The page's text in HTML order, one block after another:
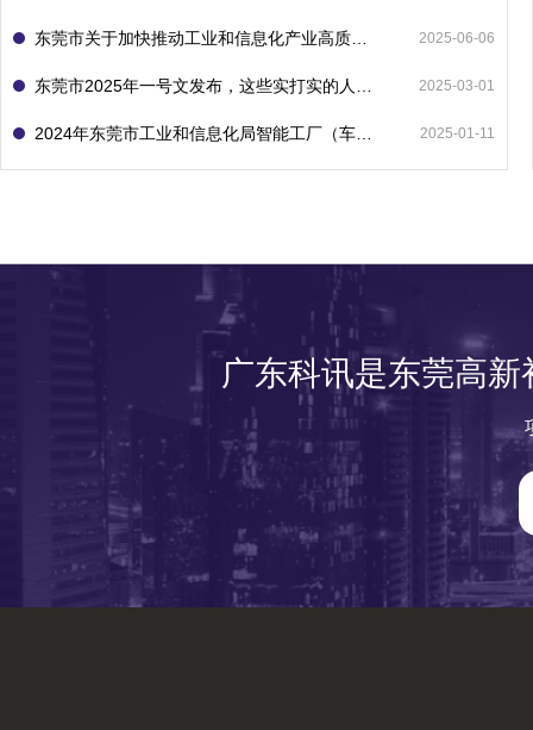
2025-06-06
2025-03-01
2025-01-11
广东科讯是东莞高